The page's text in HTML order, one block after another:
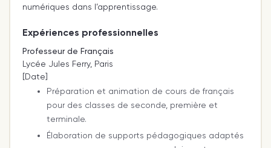
numériques dans l’apprentissage.
Expériences professionnelles
Professeur de Français
Lycée Jules Ferry, Paris
[Date]
Préparation et animation de cours de français
pour des classes de seconde, première et
terminale.
Élaboration de supports pédagogiques adaptés